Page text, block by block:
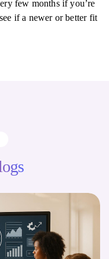
few months if you’re
if a newer or better fit